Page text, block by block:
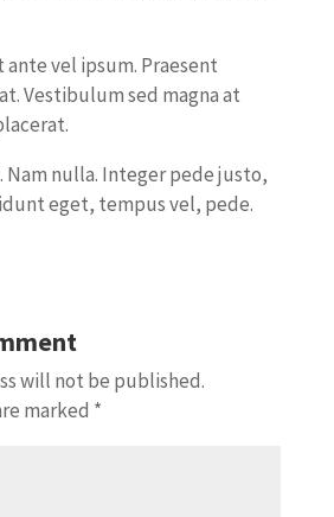
vel ipsum. Praesent
Vestibulum sed magna at
Nam nulla. Integer pede justo,
eget, tempus vel, pede.
will not be published.
marked *